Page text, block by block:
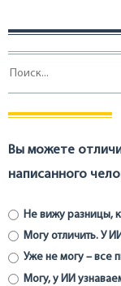
Вы можете
написанного
Не вижу разницы,
Могу отличить. У
Уже не могу – все
Могу, у ИИ